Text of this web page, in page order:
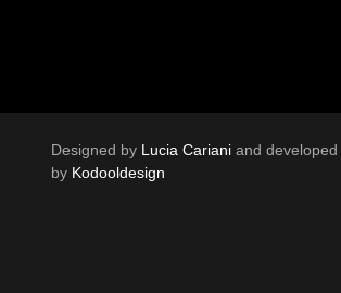
Designed by Lucia Cariani and developed
by Kodooldesign